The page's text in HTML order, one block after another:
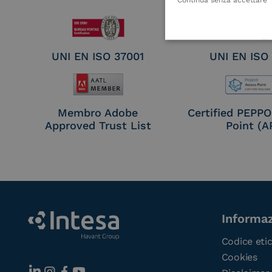
UNI EN ISO 37001 UNI EN ISO
Membro Adobe
Approved Trust List
Certified
Point
Codice
Cookies